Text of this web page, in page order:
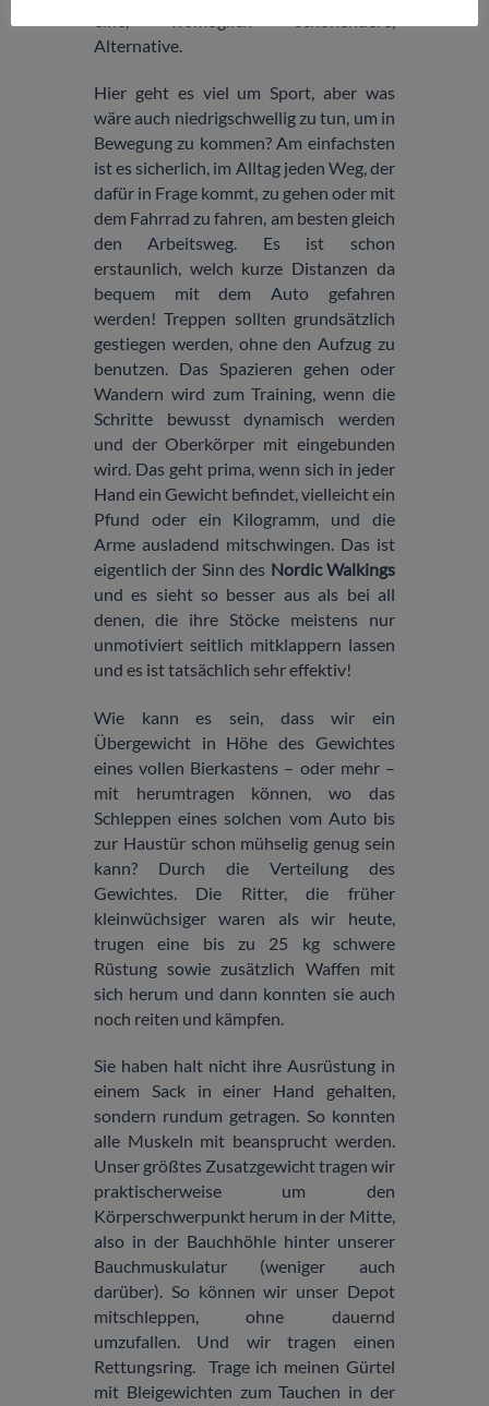
Alternative.
Hier geht es viel um Sport, aber was
wäre auch niedrigschwellig zu tun, um in
Bewegung zu kommen? Am einfachsten
ist es sicherlich, im Alltag jeden Weg, der
dafür in Frage kommt, zu gehen oder mit
dem Fahrrad zu fahren, am besten gleich
den Arbeitsweg. Es ist schon
erstaunlich, welch kurze Distanzen da
bequem mit dem Auto gefahren
werden! Treppen sollten grundsätzlich
gestiegen werden, ohne den Aufzug zu
benutzen. Das Spazieren gehen oder
Wandern wird zum Training, wenn die
Schritte bewusst dynamisch werden
und der Oberkörper mit eingebunden
wird. Das geht prima, wenn sich in jeder
Hand ein Gewicht befindet, vielleicht ein
Pfund oder ein Kilogramm, und die
Arme ausladend mitschwingen. Das ist
eigentlich der Sinn des Nordic Walkings
und es sieht so besser aus als bei all
denen, die ihre Stöcke meistens nur
unmotiviert seitlich mitklappern lassen
und es ist tatsächlich sehr effektiv!
Wie kann es sein, dass wir ein
Übergewicht in Höhe des Gewichtes
eines vollen Bierkastens – oder mehr –
mit herumtragen können, wo das
Schleppen eines solchen vom Auto bis
zur Haustür schon mühselig genug sein
kann? Durch die Verteilung des
Gewichtes. Die Ritter, die früher
kleinwüchsiger waren als wir heute,
trugen eine bis zu 25 kg schwere
Rüstung sowie zusätzlich Waffen mit
sich herum und dann konnten sie auch
noch reiten und kämpfen.
Sie haben halt nicht ihre Ausrüstung in
einem Sack in einer Hand gehalten,
sondern rundum getragen. So konnten
alle Muskeln mit beansprucht werden.
Unser größtes Zusatzgewicht tragen wir
praktischerweise um den
Körperschwerpunkt herum in der Mitte,
also in der Bauchhöhle hinter unserer
Bauchmuskulatur (weniger auch
darüber). So können wir unser Depot
mitschleppen, ohne dauernd
umzufallen. Und wir tragen einen
Rettungsring. Trage ich meinen Gürtel
mit Bleigewichten zum Tauchen in der